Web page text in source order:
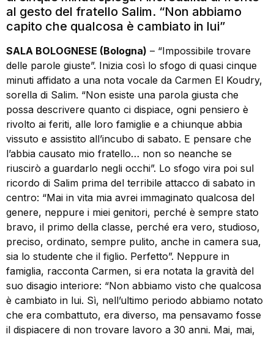
al gesto del fratello Salim. “Non abbiamo
capito che qualcosa è cambiato in lui”
SALA BOLOGNESE (Bologna) – “Impossibile trovare
delle parole giuste”. Inizia così lo sfogo di quasi cinque
minuti affidato a una nota vocale da Carmen El Koudry,
sorella di Salim. “Non esiste una parola giusta che
possa descrivere quanto ci dispiace, ogni pensiero è
rivolto ai feriti, alle loro famiglie e a chiunque abbia
vissuto e assistito all’incubo di sabato. E pensare che
l’abbia causato mio fratello… non so neanche se
riuscirò a guardarlo negli occhi”. Lo sfogo vira poi sul
ricordo di Salim prima del terribile attacco di sabato in
centro: “Mai in vita mia avrei immaginato qualcosa del
genere, neppure i miei genitori, perché è sempre stato
bravo, il primo della classe, perché era vero, studioso,
preciso, ordinato, sempre pulito, anche in camera sua,
sia lo studente che il figlio. Perfetto”. Neppure in
famiglia, racconta Carmen, si era notata la gravità del
suo disagio interiore: “Non abbiamo visto che qualcosa
è cambiato in lui. Sì, nell’ultimo periodo abbiamo notato
che era combattuto, era diverso, ma pensavamo fosse
il dispiacere di non trovare lavoro a 30 anni. Mai, mai,